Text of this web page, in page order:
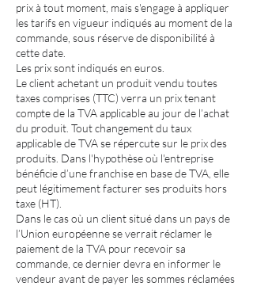
prix à tout moment, mais s'engage à appliquer
les tarifs en vigueur indiqués au moment de la
commande, sous réserve de disponibilité à
cette date.
Les prix sont indiqués en euros.
Le client achetant un produit vendu toutes
taxes comprises (TTC) verra un prix tenant
compte de la TVA applicable au jour de l’achat
du produit. Tout changement du taux
applicable de TVA se répercute sur le prix des
produits. Dans l'hypothèse où l'entreprise
bénéficie d’une franchise en base de TVA, elle
peut légitimement facturer ses produits hors
taxe (HT).
Dans le cas où un client situé dans un pays de
l’Union européenne se verrait réclamer le
paiement de la TVA pour recevoir sa
commande, ce dernier devra en informer le
vendeur avant de payer les sommes réclamées